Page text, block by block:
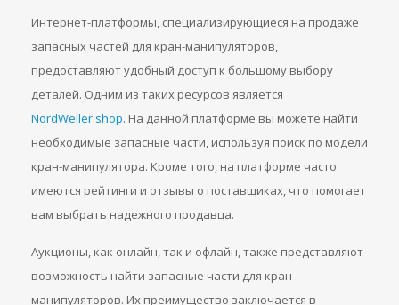
Интернет-платформы, специализирующиеся на продаже
запасных частей для кран-манипуляторов,
предоставляют удобный доступ к большому выбору
деталей. Одним из таких ресурсов является
NordWeller.shop. На данной платформе вы можете найти
необходимые запасные части, используя поиск по модели
кран-манипулятора. Кроме того, на платформе часто
имеются рейтинги и отзывы о поставщиках, что помогает
вам выбрать надежного продавца.
Аукционы, как онлайн, так и офлайн, также представляют
возможность найти запасные части для кран-
манипуляторов. Их преимущество заключается в